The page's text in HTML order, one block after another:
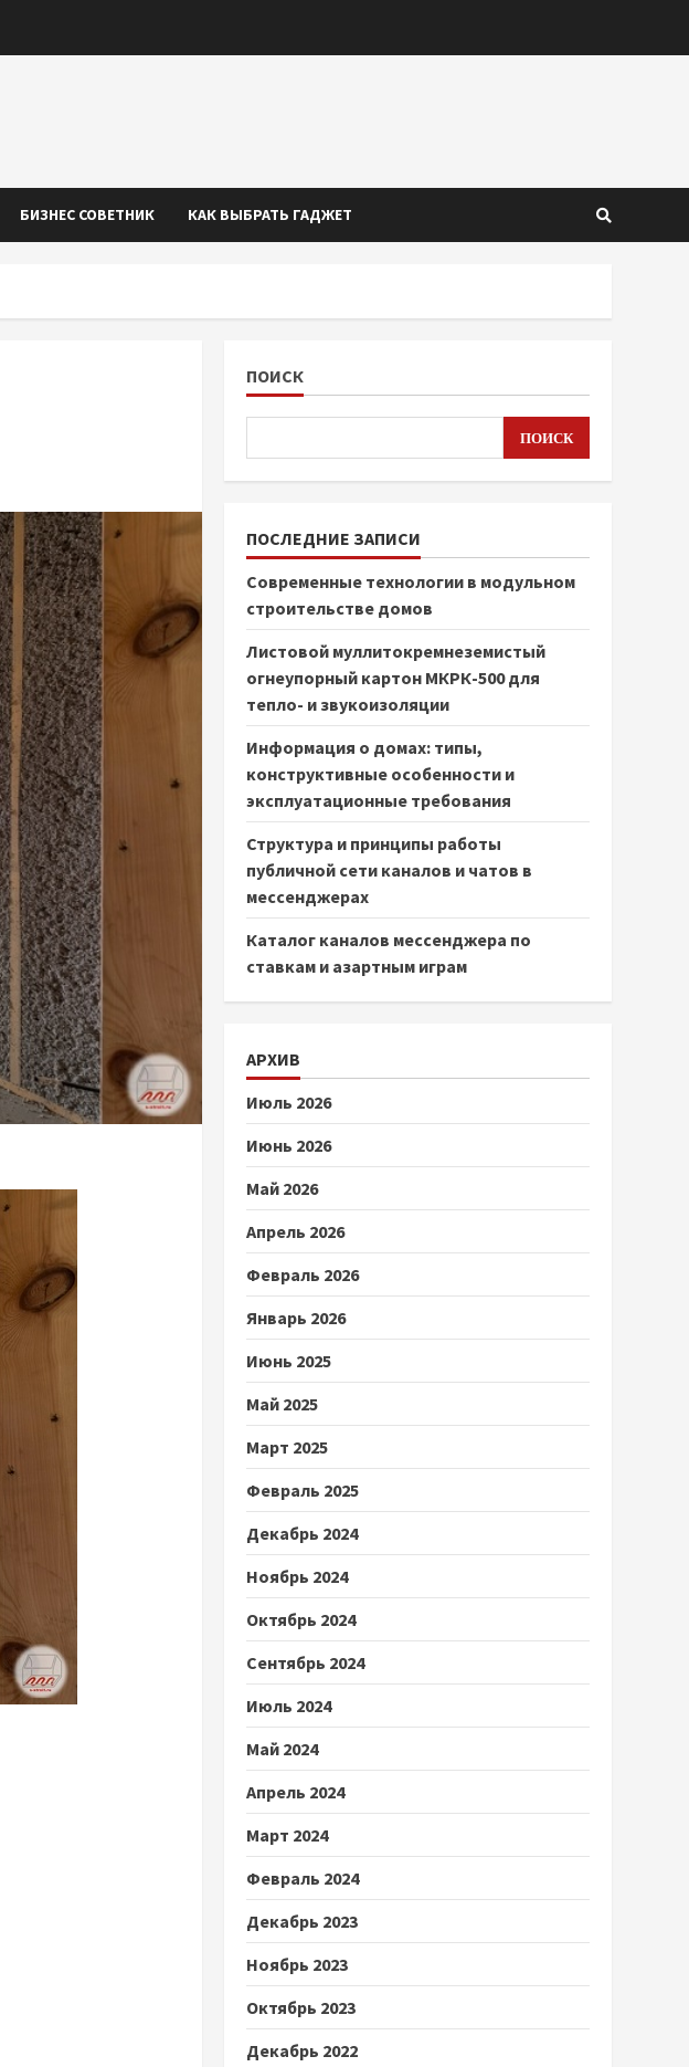
БИЗНЕС СОВЕТНИК КАК ВЫБРАТЬ ГАДЖЕТ
ПОИСК
ПОИСК
ПОСЛЕДНИЕ ЗАПИСИ
Современные технологии в модульном
строительстве домов
Листовой муллитокремнеземистый
огнеупорный картон МКРК-500 для
тепло- и звукоизоляции
Информация о домах: типы,
конструктивные особенности и
эксплуатационные требования
Структура и принципы работы
публичной сети каналов и чатов в
мессенджерах
Каталог каналов мессенджера по
ставкам и азартным играм
АРХИВ
Июль 2026
Июнь 2026
Май 2026
Апрель 2026
Февраль 2026
Январь 2026
Июнь 2025
Май 2025
Март 2025
Февраль 2025
Декабрь 2024
Ноябрь 2024
Октябрь 2024
Сентябрь 2024
Июль 2024
Май 2024
Апрель 2024
Март 2024
Февраль 2024
Декабрь 2023
Ноябрь 2023
Октябрь 2023
Декабрь 2022